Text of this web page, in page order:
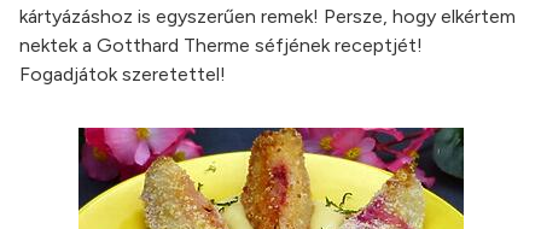
kártyázáshoz is egyszerűen remek! Persze, hogy elkértem
nektek a Gotthard Therme séfjének receptjét!
Fogadjátok szeretettel!